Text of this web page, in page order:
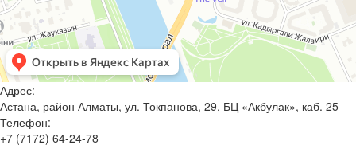
Адрес:
Астана, район Алматы, ул. Токпанова, 29, БЦ «Акбулак», каб. 25
Телефон:
+7 (7172) 64-24-78